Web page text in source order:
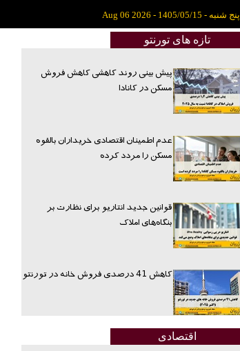
پنج شنبه - 1405/05/15 - Aug 06 2026
تازه های تورنتو
پیش بینی روند کاهشی کاهش فروش
مسکن در کانادا
عدم اطمینان اقتصادی خریداران بالقوه
مسکن را مردد کرده
قوانین جدید انتاریو برای نظارت بر
بنگاه‌های املاک
کاهش 41 درصدی فروش خانه در تورنتو
اقتصادی